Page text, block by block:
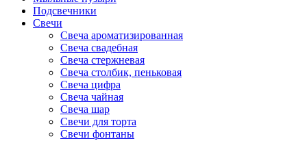
Подсвечники
Свечи
Свеча ароматизированная
Свеча свадебная
Свеча стержневая
Свеча столбик, пеньковая
Свеча цифра
Свеча чайная
Свеча шар
Свечи для торта
Свечи фонтаны